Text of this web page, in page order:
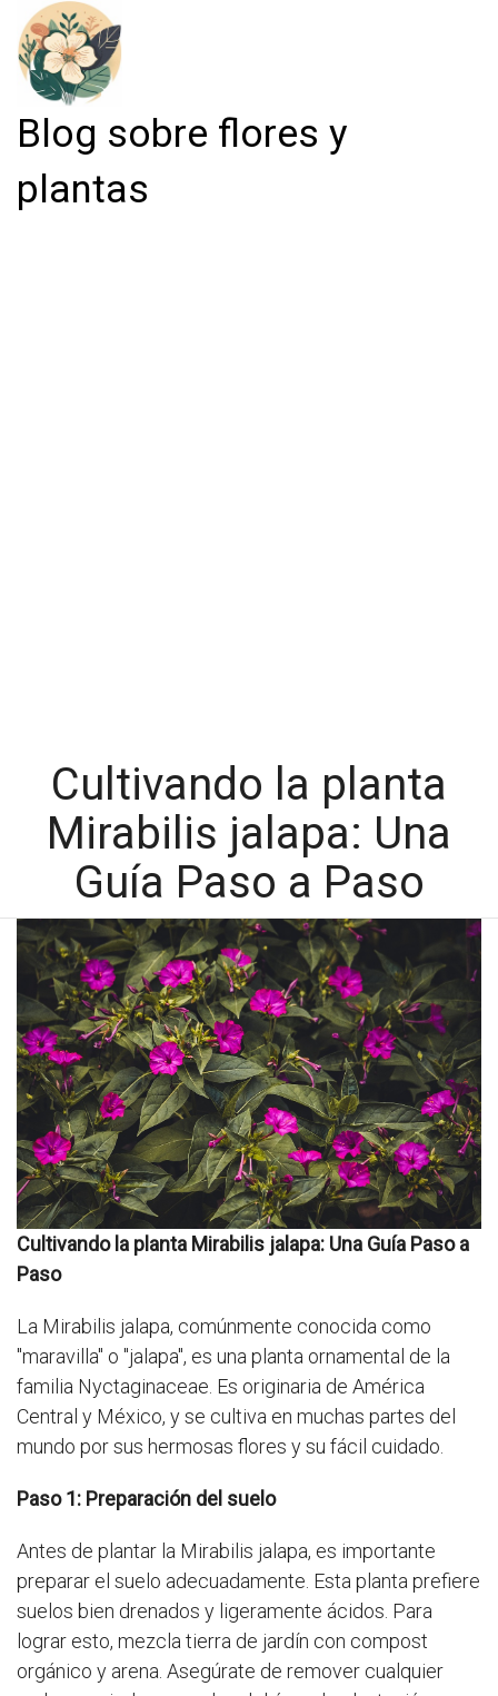
Blog sobre flores y
plantas
Cultivando la planta
Mirabilis jalapa: Una
Guía Paso a Paso
Cultivando la planta Mirabilis jalapa: Una Guía Paso a
Paso
La Mirabilis jalapa, comúnmente conocida como
"maravilla" o "jalapa", es una planta ornamental de la
familia Nyctaginaceae. Es originaria de América
Central y México, y se cultiva en muchas partes del
mundo por sus hermosas flores y su fácil cuidado.
Paso 1: Preparación del suelo
Antes de plantar la Mirabilis jalapa, es importante
preparar el suelo adecuadamente. Esta planta prefiere
suelos bien drenados y ligeramente ácidos. Para
lograr esto, mezcla tierra de jardín con compost
orgánico y arena. Asegúrate de remover cualquier